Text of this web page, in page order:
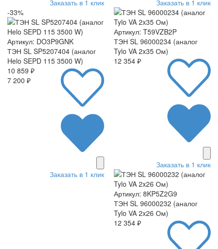
Заказать в 1 клик
Заказать в 1 клик
-33%
Артикул: DO3P9GNK
ТЭН SL SP5207404 (аналог
Helo SEPD 115 3500 W)
10 859 ₽
7 200 ₽
Заказать в 1 клик
Артикул: T59VZB2P
ТЭН SL 96000234 (аналог
Tylo VA 2x35 Ом)
12 354 ₽
Заказать в 1 клик
Артикул: 8KP5Z2G9
ТЭН SL 96000232 (аналог
Tylo VA 2x26 Ом)
12 354 ₽